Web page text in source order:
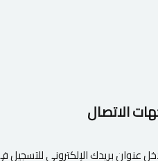
الاتصال
عنوان بريدك الإلكتروني للتسجيل